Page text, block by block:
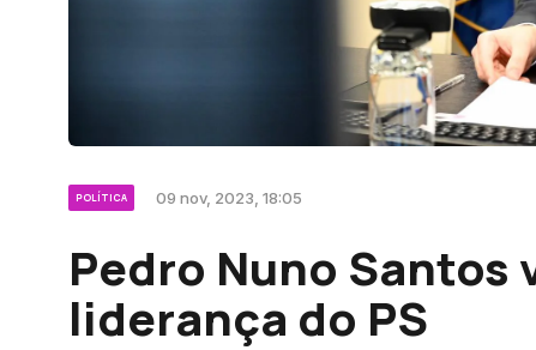
POLÍTICA 09 nov, 2023, 18:05
Pedro Nuno
liderança do PS